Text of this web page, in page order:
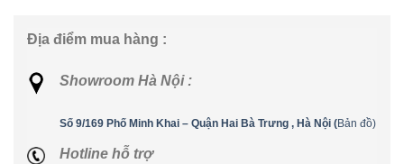
Địa điểm mua hàng :
Showroom Hà Nội :
Số 9/169 Phố Minh Khai – Quận Hai Bà Trưng , Hà Nội (Bản đồ)
Hotline hỗ trợ